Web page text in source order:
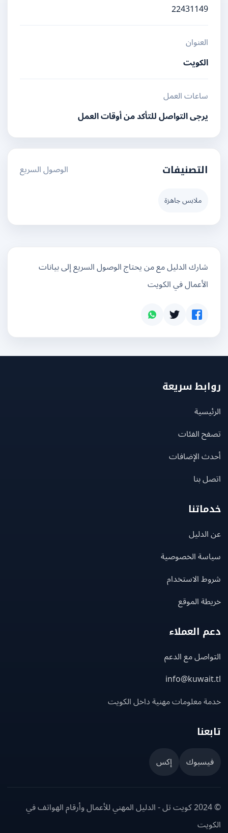
22431149
العنوان
الكويت
ساعات العمل
يرجى التواصل للتأكد من أوقات العمل
التصنيفات الوصول السريع
ملابس جاهزة
شارك الدليل مع من يحتاج الوصول السريع إلى بيانات
الأعمال في الكويت
سريعة
الفئات
الإضافات
بنا
الخصوصية
الاستخدام
الموقع
العملاء
مع الدعم
معلومات مهنية داخل الكويت
إكس
© 2024 كويت تل - الدليل المهني للأعمال وأرقام الهواتف في